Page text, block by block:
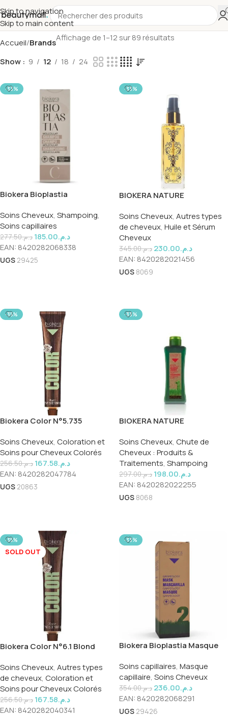
Skip to navigation
Skip to main content
Accueil BrandsAffichage de 1–12 sur 89 résultats
Show 9 12 18 24
-33%
Biokera Bioplastia
Soins Cheveux, Shampoing,
Soins capillaires
د.م.277.50 د.م.185.00
EAN: 8420282068338
UGS 29425
-33%
BIOKERA NATURE
Soins Cheveux, Autres types
de cheveux, Huile et Sérum
Cheveux
د.م.345.00 د.م.230.00
EAN: 8420282021456
UGS 8069
-35%
Biokera Color N°5.735
Soins Cheveux, Coloration et
Soins pour Cheveux Colorés
د.م.256.50 د.م.167.58
EAN: 8420282047784
UGS 20863
-33%
BIOKERA NATURE
300ML
Soins Cheveux, Chute de
Cheveux : Produits &
Traitements, Shampoing
د.م.297.00 د.م.198.00
EAN: 8420282022255
UGS 8068
-35%
SOLD OUT
Biokera Color N°6.1 Blond
Soins Cheveux, Autres types
de cheveux, Coloration et
Soins pour Cheveux Colorés
د.م.256.50 د.م.167.58
EAN: 8420282040341
-33%
Biokera Bioplastia Masque
Soins capillaires, Masque
capillaire, Soins Cheveux
د.م.354.00 د.م.236.00
EAN: 8420282068291
UGS 29426